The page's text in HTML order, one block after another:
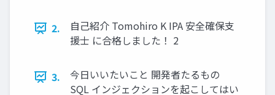
2.
自己紹介 Tomohiro K IPA 安全確保支
援士 に合格しました！ 2
3.
今日いいたいこと 開発者たるもの
SQL インジェクションを起こしてはい